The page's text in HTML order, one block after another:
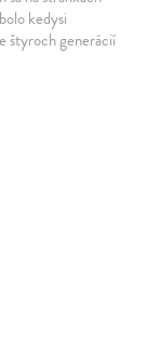
kedysi
štyroch generácií